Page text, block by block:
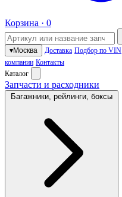
Корзина · 0
▾Москва Доставка Подбор по VIN
компании Контакты
Каталог
Запчасти и расходники
Багажники, рейлинги, боксы